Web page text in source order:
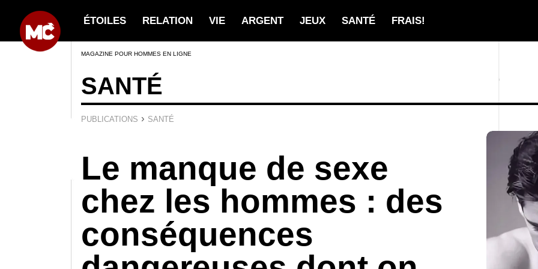
ÉTOILES RELATION VIE ARGENT JEUX SANTÉ FRAIS!
MAGAZINE POUR HOMMES EN LIGNE
SANTÉ
PUBLICATIONS › SANTÉ
Le manque de sexe
chez les hommes : des
conséquences